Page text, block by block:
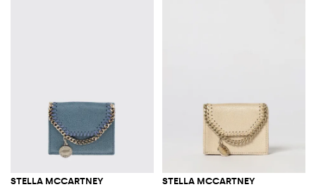
STELLA MCCARTNEY STELLA MCCARTNEY